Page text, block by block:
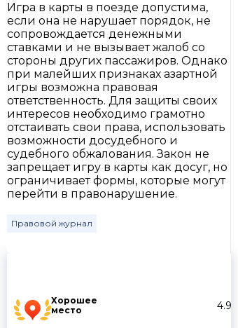
Хорошее
место
4.9
Игра в карты в поезде допустима,
если она не нарушает порядок, не
сопровождается денежными
ставками и не вызывает жалоб со
стороны других пассажиров. Однако
при малейших признаках азартной
игры возможна правовая
ответственность. Для защиты своих
интересов необходимо грамотно
отстаивать свои права, использовать
возможности досудебного и
судебного обжалования. Закон не
запрещает игру в карты как досуг, но
ограничивает формы, которые могут
перейти в правонарушение.
Правовой журнал